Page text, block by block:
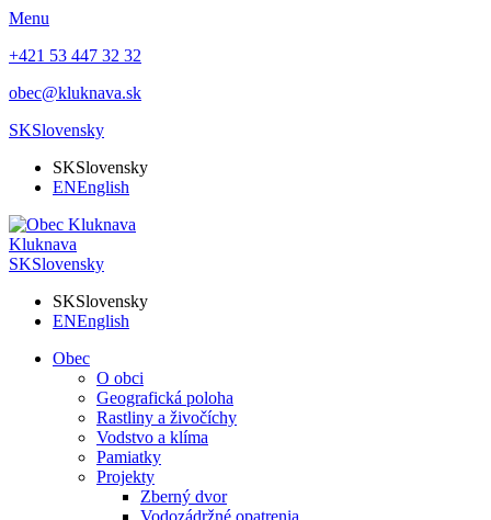
Menu
+421 53 447 32 32
obec@kluknava.sk
SKSlovensky
SKSlovensky
ENEnglish
Kluknava
SKSlovensky
SKSlovensky
ENEnglish
Obec
O obci
Geografická poloha
Rastliny a živočíchy
Vodstvo a klíma
Pamiatky
Projekty
Zberný dvor
Vodozádržné opatrenia